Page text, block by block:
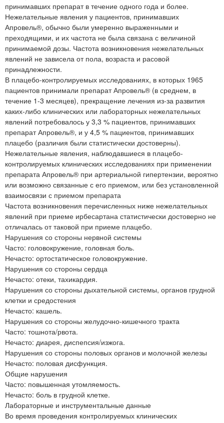
принимавших препарат в течение одного года и более.
Нежелательные явления у пациентов, принимавших
Апровель®, обычно были умеренно выраженными и
преходящими, и их частота не была связана с величиной
принимаемой дозы. Частота возникновения нежелательных
явлений не зависела от пола, возраста и расовой
принадлежности.
В плацебо-контролируемых исследованиях, в которых 1965
пациентов принимали препарат Апровель® (в среднем, в
течение 1-3 месяцев), прекращение лечения из-за развития
каких-либо клинических или лабораторных нежелательных
явлений потребовалось у 3,3 % пациентов, принимавших
препарат Апровель®, и у 4,5 % пациентов, принимавших
плацебо (различия были статистически достоверны).
Нежелательные явления, наблюдавшиеся в плацебо-
контролируемых клинических исследованиях при применении
препарата Апровель® при артериальной гипертензии, вероятно
или возможно связанные с его приемом, или без установленной
взаимосвязи с приемом препарата
Частота возникновения перечисленных ниже нежелательных
явлений при приеме ирбесартана статистически достоверно не
отличалась от таковой при приеме плацебо.
Нарушения со стороны нервной системы
Часто: головокружение, головная боль.
Нечасто: ортостатическое головокружение.
Нарушения со стороны сердца
Нечасто: отеки, тахикардия.
Нарушения со стороны дыхательной системы, органов грудной
клетки и средостения
Нечасто: кашель.
Нарушения со стороны желудочно-кишечного тракта
Часто: тошнота/рвота.
Нечасто: диарея, диспепсия/изжога.
Нарушения со стороны половых органов и молочной железы
Нечасто: половая дисфункция.
Общие нарушения
Часто: повышенная утомляемость.
Нечасто: боль в грудной клетке.
Лабораторные и инструментальные данные
Во время проведения контролируемых клинических